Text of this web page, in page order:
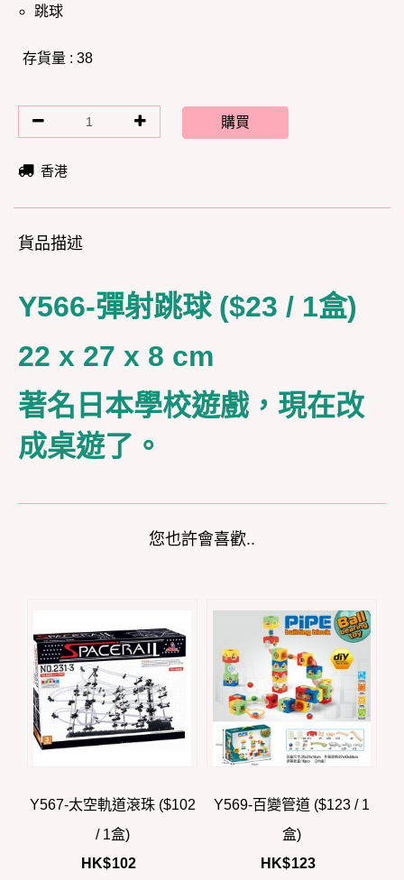
跳球
存貨量 : 38
購買
香港
貨品描述
Y566-彈射跳球 ($23 / 1盒)
22 x 27 x 8 cm
著名日本學校遊戲，現在改
成桌遊了。
您也許會喜歡..
Y567-太空軌道滾珠 ($102
/ 1盒)
HK$102
Y569-百變管道 ($123 / 1
盒)
HK$123